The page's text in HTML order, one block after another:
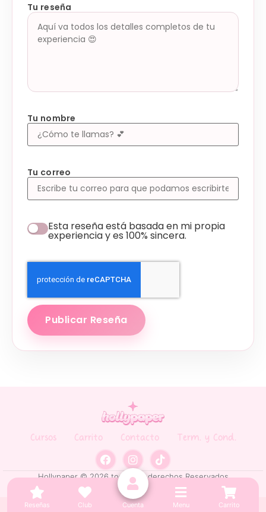
Tu reseña
Tu nombre
Tu correo
Esta reseña está basada en mi propia
experiencia y es 100% sincera.
Publicar Reseña
Cursos Carrito Contacto Term. y Cond.
Hollypaper © 2026 todos los derechos Reservados
Reseñas Club Cuenta Menu Carrito